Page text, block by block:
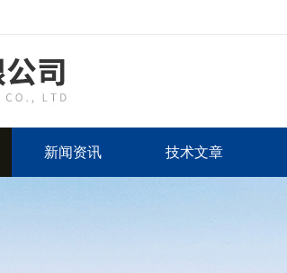
新闻资讯 技术文章